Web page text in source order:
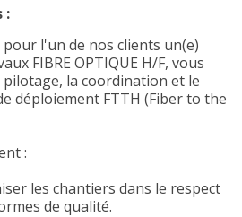
:
l'un de nos clients un(e)
FIBRE OPTIQUE H/F, vous
la coordination et le
déploiement FTTH (Fiber to the
:
les chantiers dans le respect
de qualité.